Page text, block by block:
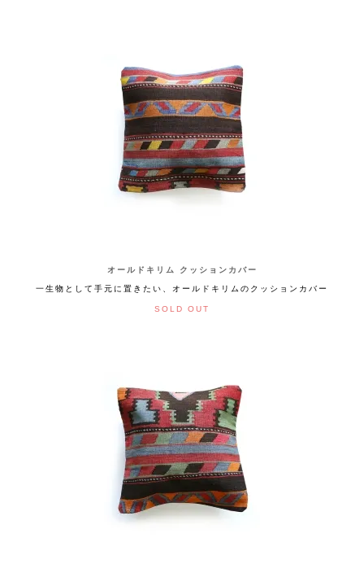
オールドキリム クッションカバー
一生物として手元に置きたい、オールドキリムのクッションカバー
SOLD OUT